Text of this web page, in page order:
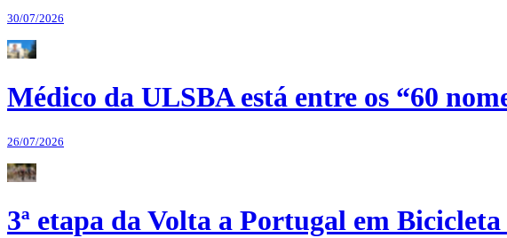
30/07/2026
Médico da ULSBA está entre os “60
26/07/2026
3ª etapa da Volta a Portugal em